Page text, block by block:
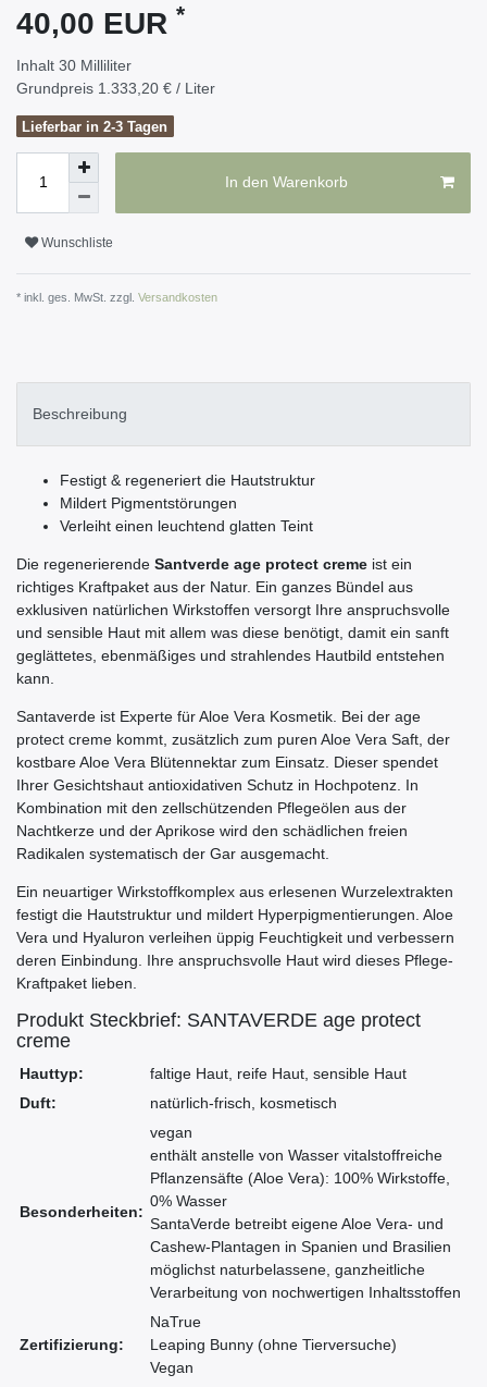
40,00 EUR *
Inhalt 30 Milliliter
Grundpreis 1.333,20 € / Liter
Lieferbar in 2-3 Tagen
In den Warenkorb
Wunschliste
* inkl. ges. MwSt. zzgl. Versandkosten
Beschreibung
Festigt & regeneriert die Hautstruktur
Mildert Pigmentstörungen
Verleiht einen leuchtend glatten Teint
Die regenerierende Santverde age protect creme ist ein
richtiges Kraftpaket aus der Natur. Ein ganzes Bündel aus
exklusiven natürlichen Wirkstoffen versorgt Ihre anspruchsvolle
und sensible Haut mit allem was diese benötigt, damit ein sanft
geglättetes, ebenmäßiges und strahlendes Hautbild entstehen
kann.
Santaverde ist Experte für Aloe Vera Kosmetik. Bei der age
protect creme kommt, zusätzlich zum puren Aloe Vera Saft, der
kostbare Aloe Vera Blütennektar zum Einsatz. Dieser spendet
Ihrer Gesichtshaut antioxidativen Schutz in Hochpotenz. In
Kombination mit den zellschützenden Pflegeölen aus der
Nachtkerze und der Aprikose wird den schädlichen freien
Radikalen systematisch der Gar ausgemacht.
Ein neuartiger Wirkstoffkomplex aus erlesenen Wurzelextrakten
festigt die Hautstruktur und mildert Hyperpigmentierungen. Aloe
Vera und Hyaluron verleihen üppig Feuchtigkeit und verbessern
deren Einbindung. Ihre anspruchsvolle Haut wird dieses Pflege-
Kraftpaket lieben.
Produkt Steckbrief: SANTAVERDE age protect
creme
Hauttyp:
faltige Haut, reife Haut, sensible Haut
Duft:
natürlich-frisch, kosmetisch
Besonderheiten:
vegan
enthält anstelle von Wasser vitalstoffreiche
Pflanzensäfte (Aloe Vera): 100% Wirkstoffe,
0% Wasser
SantaVerde betreibt eigene Aloe Vera- und
Cashew-Plantagen in Spanien und Brasilien
möglichst naturbelassene, ganzheitliche
Verarbeitung von nochwertigen Inhaltsstoffen
Zertifizierung:
NaTrue
Leaping Bunny (ohne Tierversuche)
Vegan